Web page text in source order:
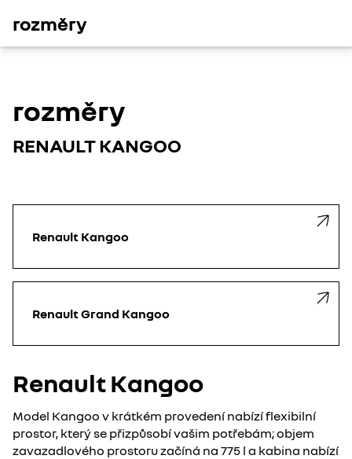
rozměry
rozměry
RENAULT KANGOO
Renault Kangoo
Renault Grand Kangoo
Renault Kangoo
Model Kangoo v krátkém provedení nabízí flexibilní
prostor, který se přizpůsobí vašim potřebám; objem
zavazadlového prostoru začíná na 775 l a kabina nabízí